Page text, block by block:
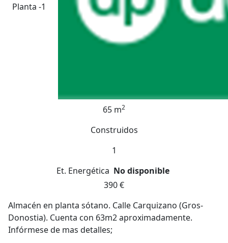
Planta -1
65 m2
Construidos
1
Et. Energética No disponible
390 €
Almacén en planta sótano. Calle Carquizano (Gros-
Donostia). Cuenta con 63m2 aproximadamente.
Infórmese de mas detalles;